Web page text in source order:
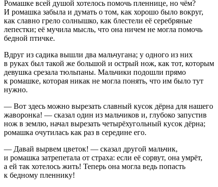
Ромашке всей душой хотелось помочь пленнице, но чём?
И ромашка забыла и думать о том, как хорошо было вокруг,
как славно грело солнышко, как блестели её серебряные
лепестки; её мучила мысль, что она ничем не могла помочь
бедной птичке.
Вдруг из садика вышли два мальчугана; у одного из них
в руках был такой же большой и острый нож, как тот, которым
девушка срезала тюльпаны. Мальчики подошли прямо
к ромашке, которая никак не могла понять, что им было тут
нужно.
— Вот здесь можно вырезать славный кусок дёрна для нашего
жаворонка! — сказал один из мальчиков и, глубоко запустив
нож в землю, начал вырезать четырёхугольный кусок дёрна;
ромашка очутилась как раз в середине его.
— Давай вырвем цветок! — сказал другой мальчик,
и ромашка затрепетала от страха: если её сорвут, она умрёт,
а ей так хотелось жить! Теперь она могла ведь попасть
к бедному пленнику!